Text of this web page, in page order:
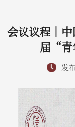
会议议程｜
届“青
发